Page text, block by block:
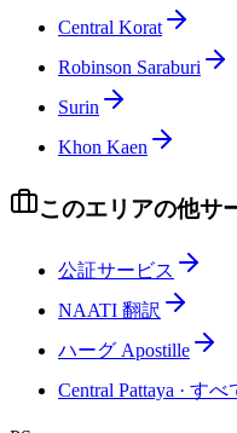
Central Korat
Robinson Saraburi
Surin
Khon Kaen
このエリアの他サ
公証サービス
NAATI 翻訳
ハーグ Apostille
Central Pattaya · すべ